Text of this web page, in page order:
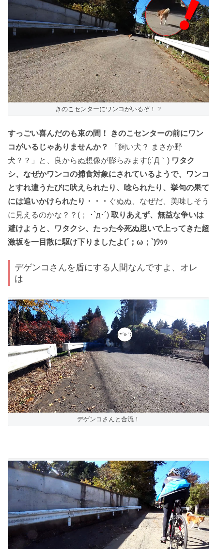
きのこセンターにワンコがいるぞ！？
すっごい喜んだのも束の間！ きのこセンターの前にワン
コがいるじゃありませんか？
「飼い犬？ まさか野
犬？？」と、良からぬ想像が膨らみます(;´Д｀) ワタク
シ、なぜかワンコの捕食対象にされているようで、ワンコ
とすれ違うたびに吠えられたり、唸られたり、挙句の果て
には追いかけられたり・・・ ぐぬぬ、なぜだ、美味しそう
に見えるのかな？？(； ･`д･´) 取りあえず、無益な争いは
避けようと、ワタクシ、たった今死ぬ思いで上ってきた超
激坂を一目散に駆け下りましたよ(´；ω；`)ｳｩｩ
デゲンコさんを盾にする人間なんですよ、オレ
は
デゲンコさんと合流！